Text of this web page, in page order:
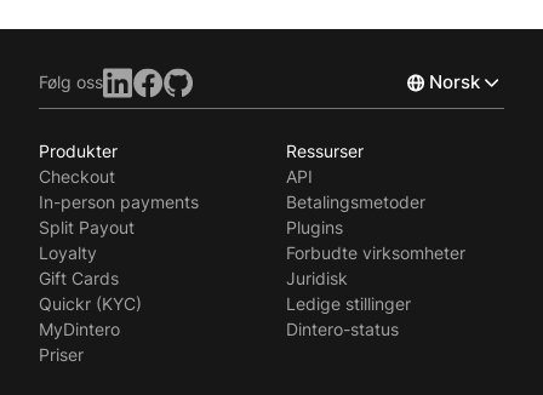
Følg oss Norsk
Svenska
Produkter
Checkout
In-person payments
Split Payout
Loyalty
Gift Cards
Quickr (KYC)
MyDintero
Priser
Ressurser
API
Betalingsmetoder
Plugins
Forbudte virksomheter
Juridisk
Ledige stillinger
Dintero-status